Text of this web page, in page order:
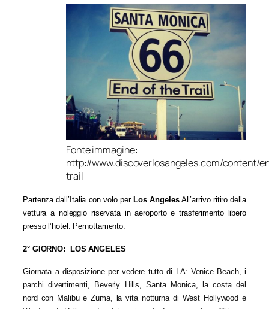
Fonte immagine:
http://www.discoverlosangeles.com/content/
trail
Partenza dall’Italia con volo per Los AngelesAll’arrivo ritiro della
vettura a noleggio riservata in aeroporto e trasferimento libero
presso l’hotel. Pernottamento.
2° GIORNO: LOS ANGELES
Giornata a disposizione per vedere tutto di LA: Venice Beach, i
parchi divertimenti, Beverly Hills, Santa Monica, la costa del
nord con Malibu e Zuma, la vita notturna di West Hollywood e